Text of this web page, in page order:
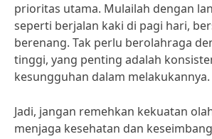
prioritas utama. Mulailah dengan
seperti berjalan kaki di pagi hari,
berenang. Tak perlu berolahraga
tinggi, yang penting adalah
kesungguhan dalam melakukannya.
Jadi, jangan remehkan kekuatan
menjaga kesehatan dan